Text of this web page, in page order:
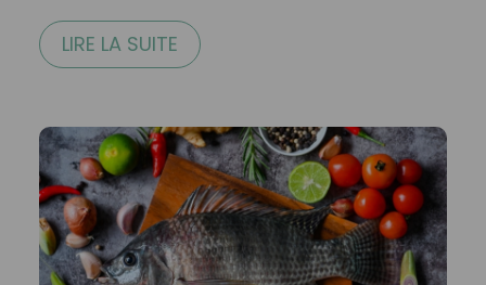
LIRE LA SUITE